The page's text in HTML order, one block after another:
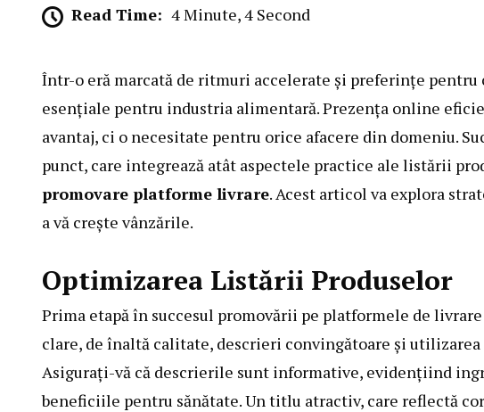
Read Time: 4 Minute, 4 Second
Într-o eră marcată de ritmuri accelerate și preferințe
esențiale pentru industria alimentară. Prezența online
avantaj, ci o necesitate pentru orice afacere din domeniu.
punct, care integrează atât aspectele practice ale listării
promovare platforme livrare. Acest articol va explora
a vă crește vânzările.
Optimizarea Listării Produselor
Prima etapă în succesul promovării pe platformele de
clare, de înaltă calitate, descrieri convingătoare și
Asigurați-vă că descrierile sunt informative, evidențiind
beneficiile pentru sănătate. Un titlu atractiv, care reflectă